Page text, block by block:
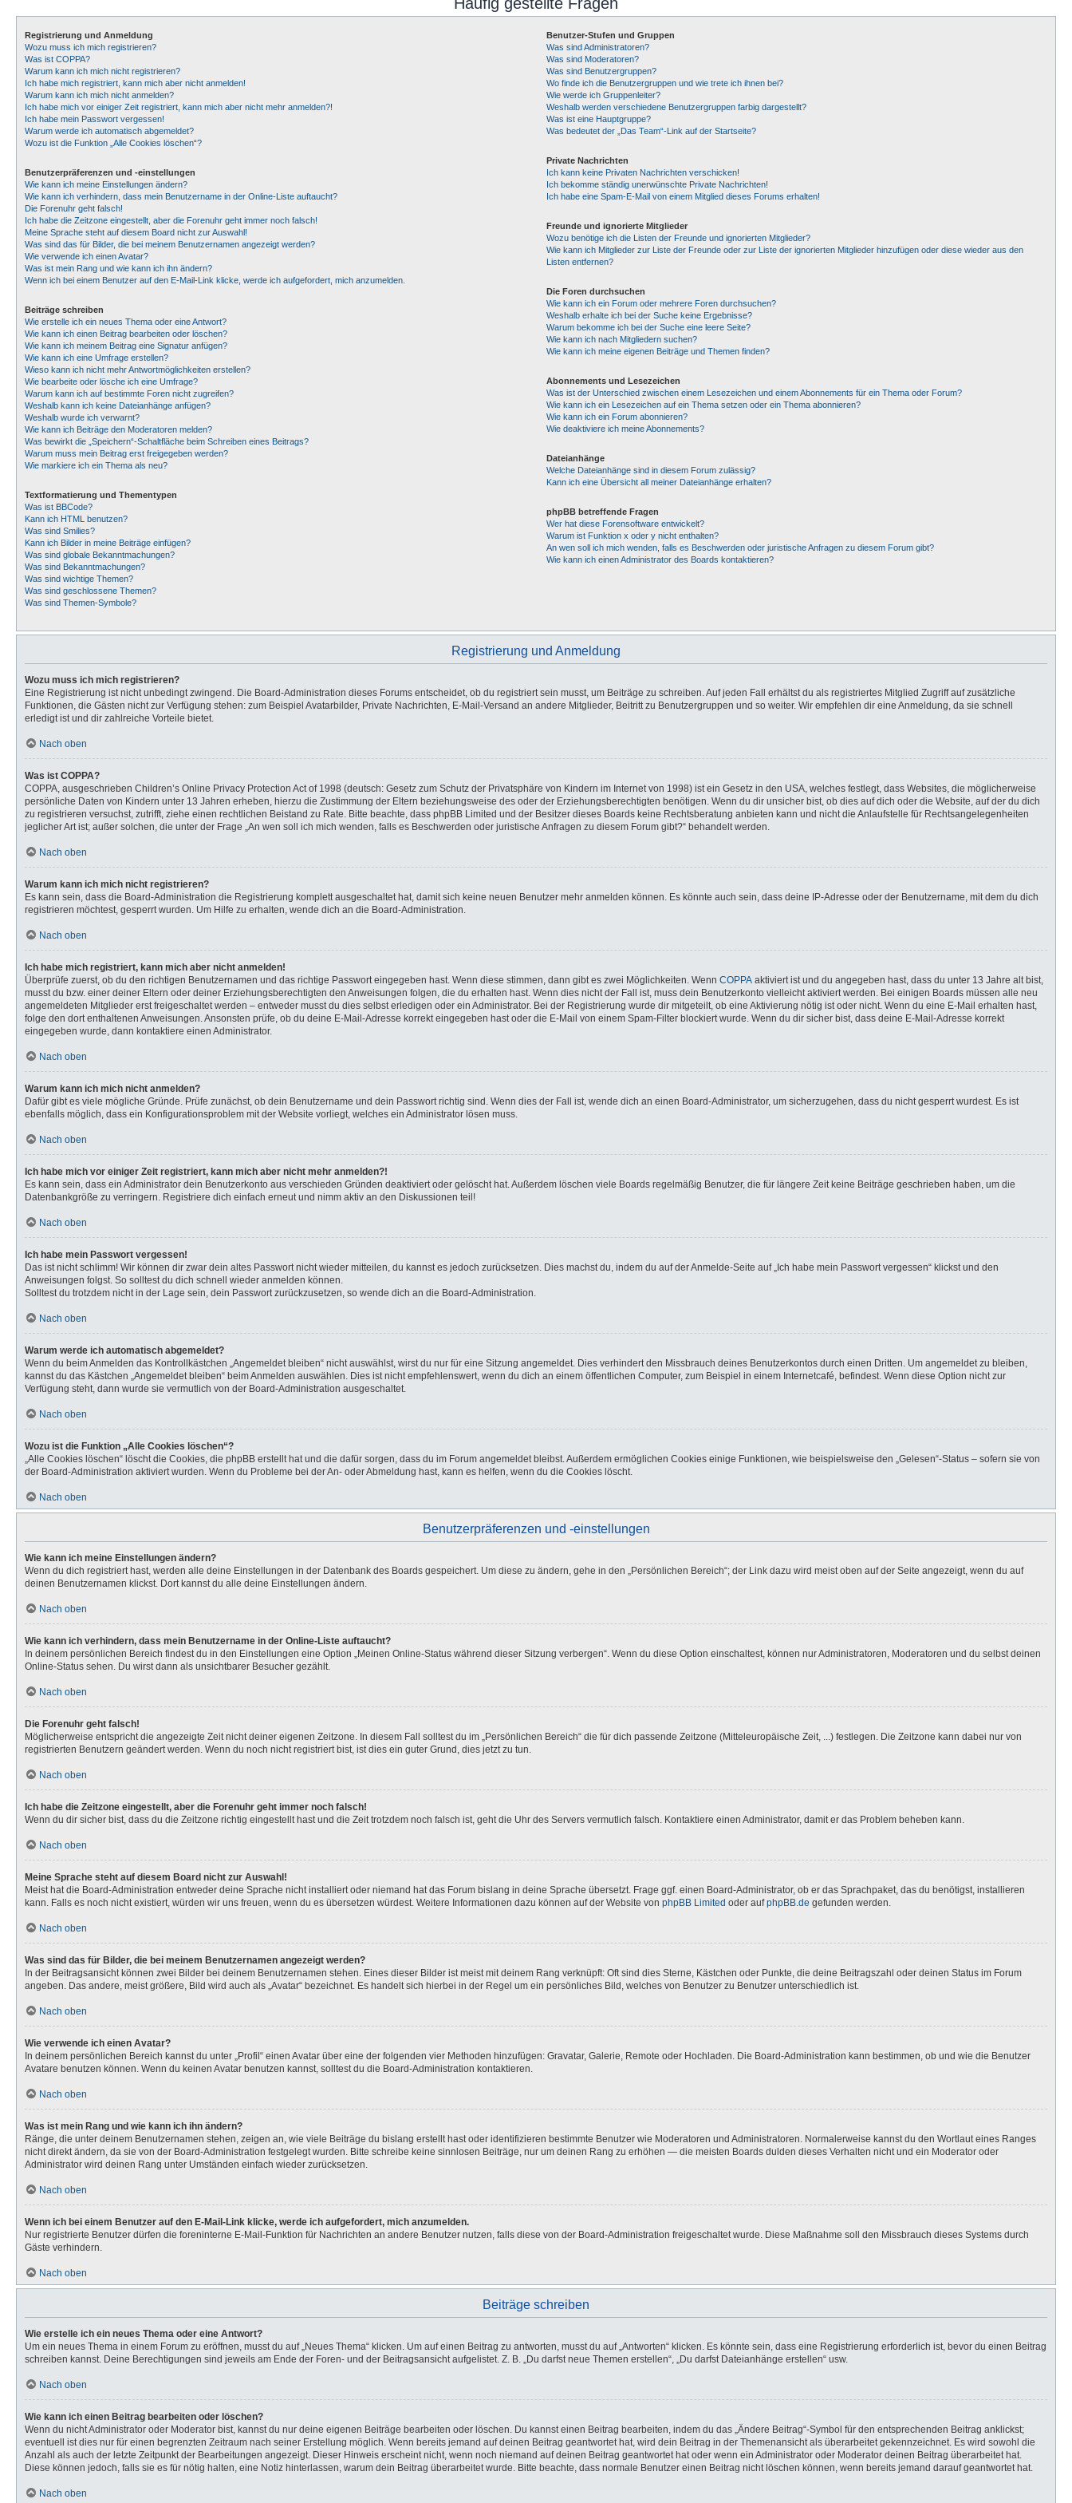
Registrierung und Anmeldung
Wozu muss ich mich registrieren?
Was ist COPPA?
Warum kann ich mich nicht registrieren?
Ich habe mich registriert, kann mich aber nicht anmelden!
Warum kann ich mich nicht anmelden?
Ich habe mich vor einiger Zeit registriert, kann mich aber nicht mehr anmelden?!
Ich habe mein Passwort vergessen!
Warum werde ich automatisch abgemeldet?
Wozu ist die Funktion „Alle Cookies löschen“?
Benutzerpräferenzen und -einstellungen
Wie kann ich meine Einstellungen ändern?
Wie kann ich verhindern, dass mein Benutzername in der Online-Liste auftaucht?
Die Forenuhr geht falsch!
Ich habe die Zeitzone eingestellt, aber die Forenuhr geht immer noch falsch!
Meine Sprache steht auf diesem Board nicht zur Auswahl!
Was sind das für Bilder, die bei meinem Benutzernamen angezeigt werden?
Wie verwende ich einen Avatar?
Was ist mein Rang und wie kann ich ihn ändern?
Wenn ich bei einem Benutzer auf den E-Mail-Link klicke, werde ich aufgefordert, mich anzumelden.
Beiträge schreiben
Wie erstelle ich ein neues Thema oder eine Antwort?
Wie kann ich einen Beitrag bearbeiten oder löschen?
Wie kann ich meinem Beitrag eine Signatur anfügen?
Wie kann ich eine Umfrage erstellen?
Wieso kann ich nicht mehr Antwortmöglichkeiten erstellen?
Wie bearbeite oder lösche ich eine Umfrage?
Warum kann ich auf bestimmte Foren nicht zugreifen?
Weshalb kann ich keine Dateianhänge anfügen?
Weshalb wurde ich verwarnt?
Wie kann ich Beiträge den Moderatoren melden?
Was bewirkt die „Speichern“-Schaltfläche beim Schreiben eines Beitrags?
Warum muss mein Beitrag erst freigegeben werden?
Wie markiere ich ein Thema als neu?
Textformatierung und Thementypen
Was ist BBCode?
Kann ich HTML benutzen?
Was sind Smilies?
Kann ich Bilder in meine Beiträge einfügen?
Was sind globale Bekanntmachungen?
Was sind Bekanntmachungen?
Was sind wichtige Themen?
Was sind geschlossene Themen?
Was sind Themen-Symbole?
Benutzer-Stufen und Gruppen
Was sind Administratoren?
Was sind Moderatoren?
Was sind Benutzergruppen?
Wo finde ich die Benutzergruppen und wie trete ich ihnen bei?
Wie werde ich Gruppenleiter?
Weshalb werden verschiedene Benutzergruppen farbig dargestellt?
Was ist eine Hauptgruppe?
Was bedeutet der „Das Team“-Link auf der Startseite?
Private Nachrichten
Ich kann keine Privaten Nachrichten verschicken!
Ich bekomme ständig unerwünschte Private Nachrichten!
Ich habe eine Spam-E-Mail von einem Mitglied dieses Forums erhalten!
Freunde und ignorierte Mitglieder
Wozu benötige ich die Listen der Freunde und ignorierten Mitglieder?
Wie kann ich Mitglieder zur Liste der Freunde oder zur Liste der ignorierten Mitglieder hinzufügen oder diese wieder aus den
Listen entfernen?
Die Foren durchsuchen
Wie kann ich ein Forum oder mehrere Foren durchsuchen?
Weshalb erhalte ich bei der Suche keine Ergebnisse?
Warum bekomme ich bei der Suche eine leere Seite?
Wie kann ich nach Mitgliedern suchen?
Wie kann ich meine eigenen Beiträge und Themen finden?
Abonnements und Lesezeichen
Was ist der Unterschied zwischen einem Lesezeichen und einem Abonnements für ein Thema oder Forum?
Wie kann ich ein Lesezeichen auf ein Thema setzen oder ein Thema abonnieren?
Wie kann ich ein Forum abonnieren?
Wie deaktiviere ich meine Abonnements?
Dateianhänge
Welche Dateianhänge sind in diesem Forum zulässig?
Kann ich eine Übersicht all meiner Dateianhänge erhalten?
phpBB betreffende Fragen
Wer hat diese Forensoftware entwickelt?
Warum ist Funktion x oder y nicht enthalten?
An wen soll ich mich wenden, falls es Beschwerden oder juristische Anfragen zu diesem Forum gibt?
Wie kann ich einen Administrator des Boards kontaktieren?
Registrierung und Anmeldung
Wozu muss ich mich registrieren?
Eine Registrierung ist nicht unbedingt zwingend. Die Board-Administration dieses Forums entscheidet, ob du registriert sein musst, um Beiträge zu schreiben. Auf jeden Fall erhältst du als registriertes Mitglied Zugriff auf zusätzliche
Funktionen, die Gästen nicht zur Verfügung stehen: zum Beispiel Avatarbilder, Private Nachrichten, E-Mail-Versand an andere Mitglieder, Beitritt zu Benutzergruppen und so weiter. Wir empfehlen dir eine Anmeldung, da sie schnell
erledigt ist und dir zahlreiche Vorteile bietet.
Nach oben
Was ist COPPA?
COPPA, ausgeschrieben Children’s Online Privacy Protection Act of 1998 (deutsch: Gesetz zum Schutz der Privatsphäre von Kindern im Internet von 1998) ist ein Gesetz in den USA, welches festlegt, dass Websites, die möglicherweise
persönliche Daten von Kindern unter 13 Jahren erheben, hierzu die Zustimmung der Eltern beziehungsweise des oder der Erziehungsberechtigten benötigen. Wenn du dir unsicher bist, ob dies auf dich oder die Website, auf der du dich
zu registrieren versuchst, zutrifft, ziehe einen rechtlichen Beistand zu Rate. Bitte beachte, dass phpBB Limited und der Besitzer dieses Boards keine Rechtsberatung anbieten kann und nicht die Anlaufstelle für Rechtsangelegenheiten
jeglicher Art ist; außer solchen, die unter der Frage „An wen soll ich mich wenden, falls es Beschwerden oder juristische Anfragen zu diesem Forum gibt?“ behandelt werden.
Nach oben
Warum kann ich mich nicht registrieren?
Es kann sein, dass die Board-Administration die Registrierung komplett ausgeschaltet hat, damit sich keine neuen Benutzer mehr anmelden können. Es könnte auch sein, dass deine IP-Adresse oder der Benutzername, mit dem du dich
registrieren möchtest, gesperrt wurden. Um Hilfe zu erhalten, wende dich an die Board-Administration.
Nach oben
Ich habe mich registriert, kann mich aber nicht anmelden!
Überprüfe zuerst, ob du den richtigen Benutzernamen und das richtige Passwort eingegeben hast. Wenn diese stimmen, dann gibt es zwei Möglichkeiten. Wenn COPPA aktiviert ist und du angegeben hast, dass du unter 13 Jahre alt bist,
musst du bzw. einer deiner Eltern oder deiner Erziehungsberechtigten den Anweisungen folgen, die du erhalten hast. Wenn dies nicht der Fall ist, muss dein Benutzerkonto vielleicht aktiviert werden. Bei einigen Boards müssen alle neu
angemeldeten Mitglieder erst freigeschaltet werden – entweder musst du dies selbst erledigen oder ein Administrator. Bei der Registrierung wurde dir mitgeteilt, ob eine Aktivierung nötig ist oder nicht. Wenn du eine E-Mail erhalten hast,
folge den dort enthaltenen Anweisungen. Ansonsten prüfe, ob du deine E-Mail-Adresse korrekt eingegeben hast oder die E-Mail von einem Spam-Filter blockiert wurde. Wenn du dir sicher bist, dass deine E-Mail-Adresse korrekt
eingegeben wurde, dann kontaktiere einen Administrator.
Nach oben
Warum kann ich mich nicht anmelden?
Dafür gibt es viele mögliche Gründe. Prüfe zunächst, ob dein Benutzername und dein Passwort richtig sind. Wenn dies der Fall ist, wende dich an einen Board-Administrator, um sicherzugehen, dass du nicht gesperrt wurdest. Es ist
ebenfalls möglich, dass ein Konfigurationsproblem mit der Website vorliegt, welches ein Administrator lösen muss.
Nach oben
Ich habe mich vor einiger Zeit registriert, kann mich aber nicht mehr anmelden?!
Es kann sein, dass ein Administrator dein Benutzerkonto aus verschieden Gründen deaktiviert oder gelöscht hat. Außerdem löschen viele Boards regelmäßig Benutzer, die für längere Zeit keine Beiträge geschrieben haben, um die
Datenbankgröße zu verringern. Registriere dich einfach erneut und nimm aktiv an den Diskussionen teil!
Nach oben
Ich habe mein Passwort vergessen!
Das ist nicht schlimm! Wir können dir zwar dein altes Passwort nicht wieder mitteilen, du kannst es jedoch zurücksetzen. Dies machst du, indem du auf der Anmelde-Seite auf „Ich habe mein Passwort vergessen“ klickst und den
Anweisungen folgst. So solltest du dich schnell wieder anmelden können.
Solltest du trotzdem nicht in der Lage sein, dein Passwort zurückzusetzen, so wende dich an die Board-Administration.
Nach oben
Warum werde ich automatisch abgemeldet?
Wenn du beim Anmelden das Kontrollkästchen „Angemeldet bleiben“ nicht auswählst, wirst du nur für eine Sitzung angemeldet. Dies verhindert den Missbrauch deines Benutzerkontos durch einen Dritten. Um angemeldet zu bleiben,
kannst du das Kästchen „Angemeldet bleiben“ beim Anmelden auswählen. Dies ist nicht empfehlenswert, wenn du dich an einem öffentlichen Computer, zum Beispiel in einem Internetcafé, befindest. Wenn diese Option nicht zur
Verfügung steht, dann wurde sie vermutlich von der Board-Administration ausgeschaltet.
Nach oben
Wozu ist die Funktion „Alle Cookies löschen“?
„Alle Cookies löschen“ löscht die Cookies, die phpBB erstellt hat und die dafür sorgen, dass du im Forum angemeldet bleibst. Außerdem ermöglichen Cookies einige Funktionen, wie beispielsweise den „Gelesen“-Status – sofern sie von
der Board-Administration aktiviert wurden. Wenn du Probleme bei der An- oder Abmeldung hast, kann es helfen, wenn du die Cookies löscht.
Nach oben
Benutzerpräferenzen und -einstellungen
Wie kann ich meine Einstellungen ändern?
Wenn du dich registriert hast, werden alle deine Einstellungen in der Datenbank des Boards gespeichert. Um diese zu ändern, gehe in den „Persönlichen Bereich“; der Link dazu wird meist oben auf der Seite angezeigt, wenn du auf
deinen Benutzernamen klickst. Dort kannst du alle deine Einstellungen ändern.
Nach oben
Wie kann ich verhindern, dass mein Benutzername in der Online-Liste auftaucht?
In deinem persönlichen Bereich findest du in den Einstellungen eine Option „Meinen Online-Status während dieser Sitzung verbergen“. Wenn du diese Option einschaltest, können nur Administratoren, Moderatoren und du selbst deinen
Online-Status sehen. Du wirst dann als unsichtbarer Besucher gezählt.
Nach oben
Die Forenuhr geht falsch!
Möglicherweise entspricht die angezeigte Zeit nicht deiner eigenen Zeitzone. In diesem Fall solltest du im „Persönlichen Bereich“ die für dich passende Zeitzone (Mitteleuropäische Zeit, ...) festlegen. Die Zeitzone kann dabei nur von
registrierten Benutzern geändert werden. Wenn du noch nicht registriert bist, ist dies ein guter Grund, dies jetzt zu tun.
Nach oben
Ich habe die Zeitzone eingestellt, aber die Forenuhr geht immer noch falsch!
Wenn du dir sicher bist, dass du die Zeitzone richtig eingestellt hast und die Zeit trotzdem noch falsch ist, geht die Uhr des Servers vermutlich falsch. Kontaktiere einen Administrator, damit er das Problem beheben kann.
Nach oben
Meine Sprache steht auf diesem Board nicht zur Auswahl!
Meist hat die Board-Administration entweder deine Sprache nicht installiert oder niemand hat das Forum bislang in deine Sprache übersetzt. Frage ggf. einen Board-Administrator, ob er das Sprachpaket, das du benötigst, installieren
kann. Falls es noch nicht existiert, würden wir uns freuen, wenn du es übersetzen würdest. Weitere Informationen dazu können auf der Website von phpBB Limited oder aufphpBB.de gefunden werden.
Nach oben
Was sind das für Bilder, die bei meinem Benutzernamen angezeigt werden?
In der Beitragsansicht können zwei Bilder bei deinem Benutzernamen stehen. Eines dieser Bilder ist meist mit deinem Rang verknüpft: Oft sind dies Sterne, Kästchen oder Punkte, die deine Beitragszahl oder deinen Status im Forum
angeben. Das andere, meist größere, Bild wird auch als „Avatar“ bezeichnet. Es handelt sich hierbei in der Regel um ein persönliches Bild, welches von Benutzer zu Benutzer unterschiedlich ist.
Nach oben
Wie verwende ich einen Avatar?
In deinem persönlichen Bereich kannst du unter „Profil“ einen Avatar über eine der folgenden vier Methoden hinzufügen: Gravatar, Galerie, Remote oder Hochladen. Die Board-Administration kann bestimmen, ob und wie die Benutzer
Avatare benutzen können. Wenn du keinen Avatar benutzen kannst, solltest du die Board-Administration kontaktieren.
Nach oben
Was ist mein Rang und wie kann ich ihn ändern?
Ränge, die unter deinem Benutzernamen stehen, zeigen an, wie viele Beiträge du bislang erstellt hast oder identifizieren bestimmte Benutzer wie Moderatoren und Administratoren. Normalerweise kannst du den Wortlaut eines Ranges
nicht direkt ändern, da sie von der Board-Administration festgelegt wurden. Bitte schreibe keine sinnlosen Beiträge, nur um deinen Rang zu erhöhen — die meisten Boards dulden dieses Verhalten nicht und ein Moderator oder
Administrator wird deinen Rang unter Umständen einfach wieder zurücksetzen.
Nach oben
Wenn ich bei einem Benutzer auf den E-Mail-Link klicke, werde ich aufgefordert, mich anzumelden.
Nur registrierte Benutzer dürfen die foreninterne E-Mail-Funktion für Nachrichten an andere Benutzer nutzen, falls diese von der Board-Administration freigeschaltet wurde. Diese Maßnahme soll den Missbrauch dieses Systems durch
Gäste verhindern.
Nach oben
Beiträge schreiben
Wie erstelle ich ein neues Thema oder eine Antwort?
Um ein neues Thema in einem Forum zu eröffnen, musst du auf „Neues Thema“ klicken. Um auf einen Beitrag zu antworten, musst du auf „Antworten“ klicken. Es könnte sein, dass eine Registrierung erforderlich ist, bevor du einen Beitrag
schreiben kannst. Deine Berechtigungen sind jeweils am Ende der Foren- und der Beitragsansicht aufgelistet. Z. B. „Du darfst neue Themen erstellen“, „Du darfst Dateianhänge erstellen“ usw.
Nach oben
Wie kann ich einen Beitrag bearbeiten oder löschen?
Wenn du nicht Administrator oder Moderator bist, kannst du nur deine eigenen Beiträge bearbeiten oder löschen. Du kannst einen Beitrag bearbeiten, indem du das „Ändere Beitrag“-Symbol für den entsprechenden Beitrag anklickst;
eventuell ist dies nur für einen begrenzten Zeitraum nach seiner Erstellung möglich. Wenn bereits jemand auf deinen Beitrag geantwortet hat, wird dein Beitrag in der Themenansicht als überarbeitet gekennzeichnet. Es wird sowohl die
Anzahl als auch der letzte Zeitpunkt der Bearbeitungen angezeigt. Dieser Hinweis erscheint nicht, wenn noch niemand auf deinen Beitrag geantwortet hat oder wenn ein Administrator oder Moderator deinen Beitrag überarbeitet hat.
Diese können jedoch, falls sie es für nötig halten, eine Notiz hinterlassen, warum dein Beitrag überarbeitet wurde. Bitte beachte, dass normale Benutzer einen Beitrag nicht löschen können, wenn bereits jemand darauf geantwortet hat.
Nach oben